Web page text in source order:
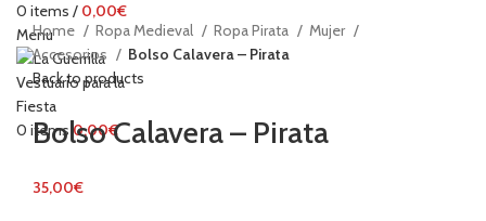
0 items / 0,00€
Menu
0 items 0,00€
Home Ropa Medieval Ropa Pirata
Mujer
Accesorios
Bolso Calavera – Pirata
Back to products
Bolso Calavera – Pirata
35,00€